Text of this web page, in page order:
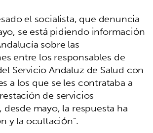
el socialista, que denuncia
se está pidiendo información
sobre las
entre los responsables de
Servicio Andaluz de Salud con
a los que se les contrataba a
de servicios
desde mayo, la respuesta ha
y la ocultación”.